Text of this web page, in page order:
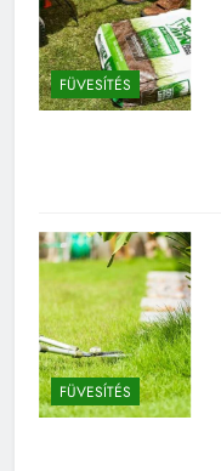
FÜVESÍTÉS
FÜVESÍTÉS